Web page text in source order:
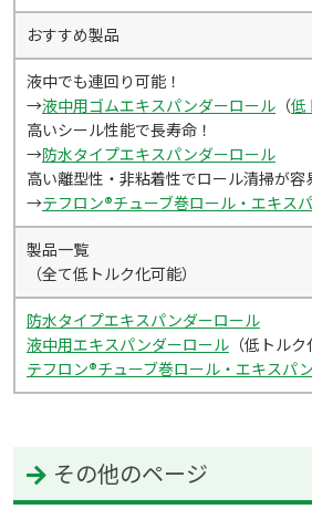
おすすめ製品
液中でも連回り可能！
→液中用ゴムエキスパンダーロール （低
高いシール性能で長寿命！
→防水タイプエキスパンダーロール
高い離型性・非粘着性でロール清掃が容
→テフロン®チューブ巻ロール・エキス
製品一覧
（全て低トルク化可能）
防水タイプエキスパンダーロール
液中用エキスパンダーロール （低トルク
テフロン®チューブ巻ロール・エキスパ
その他のページ